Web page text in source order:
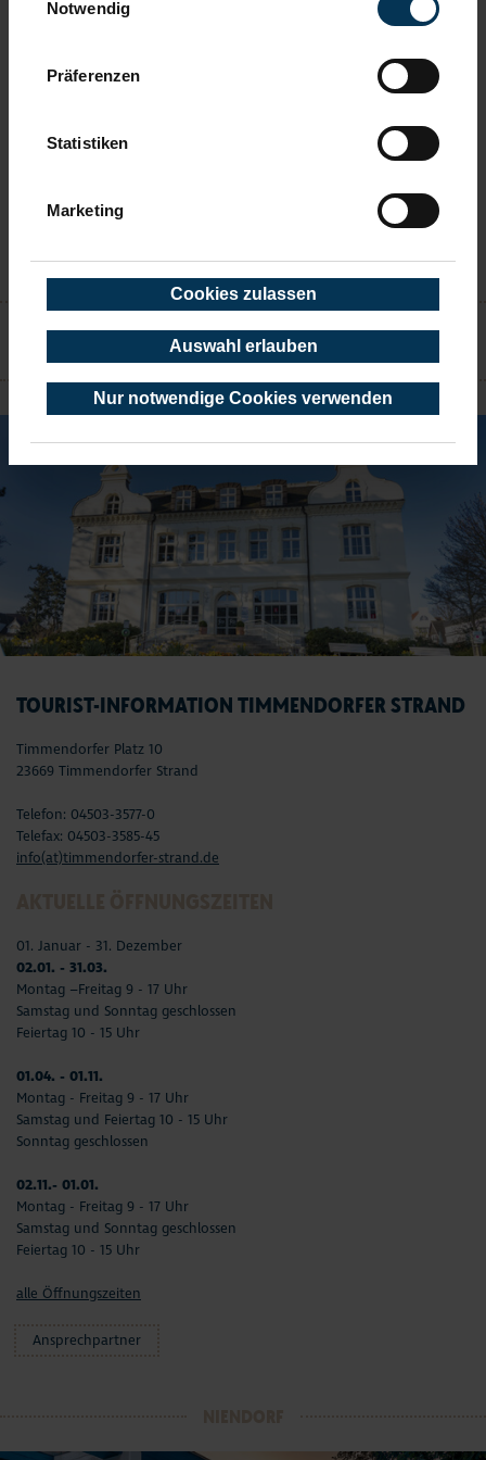
haben. Sie geben Einwilligung zu unseren Cookies,
Notwendig
Präferenzen
Statistiken
Marketing
Cookies zulassen
Auswahl erlauben
Nur notwendige Cookies verwenden
KONTAKT
TIMMENDORFER STRAND
TOURIST-INFORMATION TIMMENDORFER STRAND
Timmendorfer Platz 10
23669 Timmendorfer Strand
Telefon: 04503-3577-0
Telefax: 04503-3585-45
info(at)timmendorfer-strand.de
01. Januar - 31. Dezember
02.01. - 31.03.
Montag –Freitag 9 - 17 Uhr
Samstag und Sonntag geschlossen
Feiertag 10 - 15 Uhr
01.04. - 01.11.
Montag - Freitag 9 - 17 Uhr
Samstag und Feiertag 10 - 15 Uhr
Sonntag geschlossen
02.11.- 01.01.
Montag - Freitag 9 - 17 Uhr
Samstag und Sonntag geschlossen
Feiertag 10 - 15 Uhr
alle Öffnungszeiten
Ansprechpartner